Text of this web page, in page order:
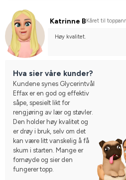
Katrinne B Kåret til
Høy kvalitet.
Hva sier våre kunder?
Kundene synes Glycerintvål
Effax er en god og effektiv
såpe, spesielt likt for
rengjøring av lær og støvler.
Den holder høy kvalitet og
er drøy i bruk, selv om det
kan være litt vanskelig å få
skum i starten. Mange er
fornøyde og sier den
fungerer topp.